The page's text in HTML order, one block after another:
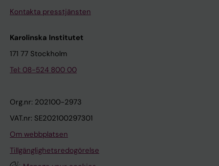
Kontakta presstjänsten
Karolinska Institutet
171 77 Stockholm
Tel: 08-524 800 00
Org.nr: 202100-2973
VAT.nr: SE202100297301
Om webbplatsen
Tillgänglighetsredogörelse